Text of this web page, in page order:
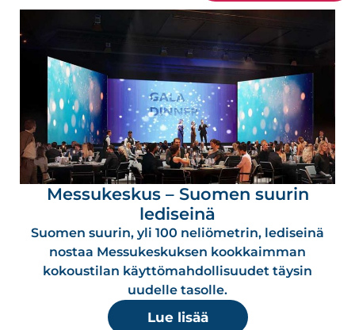
Messukeskus – Suomen suurin
lediseinä
Suomen suurin, yli 100 neliömetrin, lediseinä
nostaa Messukeskuksen kookkaimman
kokoustilan käyttömahdollisuudet täysin
uudelle tasolle.
Lue lisää